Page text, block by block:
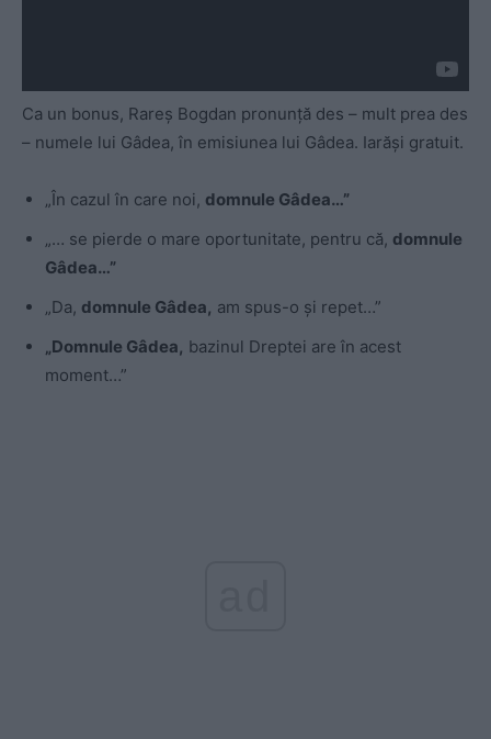
Ca un bonus, Rareș Bogdan pronunță des – mult prea des
– numele lui Gâdea, în emisiunea lui Gâdea. Iarăși gratuit.
„În cazul în care noi, domnule Gâdea…”
„… se pierde o mare oportunitate, pentru că, domnule
Gâdea…”
„Da, domnule Gâdea, am spus-o și repet…”
„Domnule Gâdea, bazinul Dreptei are în acest
moment…”